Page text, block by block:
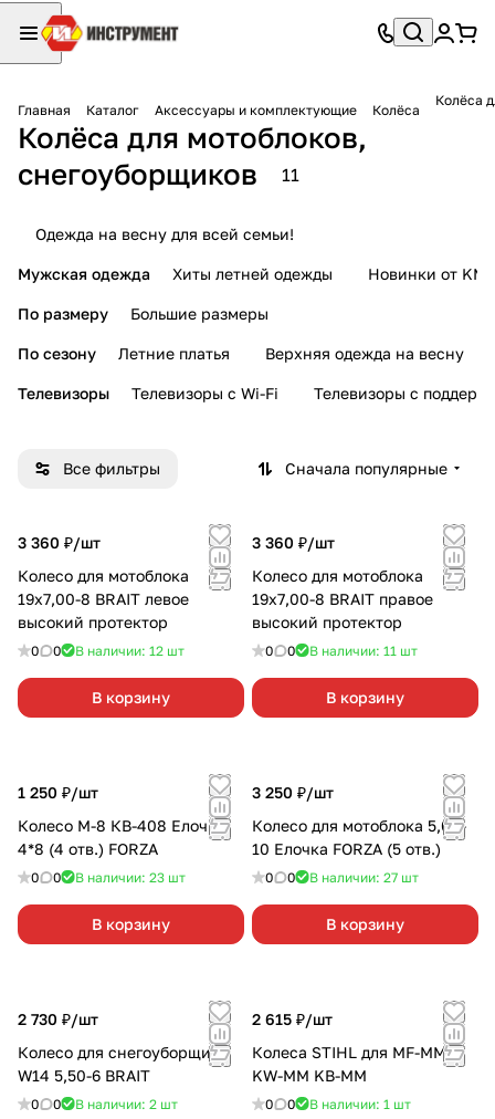
Главная Каталог Аксессуары и комплектующие Колёса
Колёса
Колёса для мотоблоков,
снегоуборщиков
11
Одежда на весну для всей семьи!
Мужская одежда Хиты летней одежды Новинки от KMI
По размеру Большие размеры
По сезону Летние платья Верхняя одежда на весну
Телевизоры Телевизоры с Wi-Fi Телевизоры с
Все фильтры Сначала популярные
3 360 ₽/шт
Колесо для мотоблока
19х7,00-8 BRAIT левое
высокий протектор
0 0 В наличии: 12 шт
В корзину
3 360 ₽/шт
Колесо для мотоблока
19х7,00-8 BRAIT правое
высокий протектор
0 0 В наличии: 11 шт
В корзину
1 250 ₽/шт
Колесо М-8 КВ-408 Елочка
4*8 (4 отв.) FORZA
0 0 В наличии: 23 шт
В корзину
3 250 ₽/шт
Колесо для мотоблока 5,00-
10 Елочка FORZA (5 отв.)
0 0 В наличии: 27 шт
В корзину
2 730 ₽/шт
Колесо для снегоуборщика
W14 5,50-6 BRAIT
0 0 В наличии: 2 шт
2 615 ₽/шт
Колеса STIHL для MF-MM
KW-MM KB-MM
0 0 В наличии: 1 шт